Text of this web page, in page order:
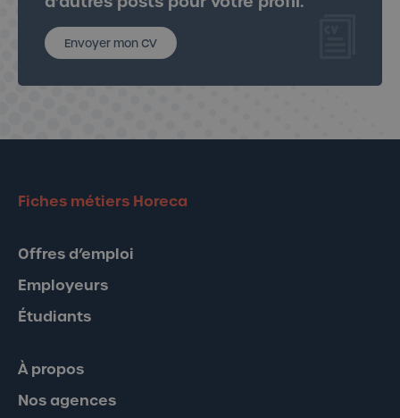
Envoyer mon CV
Fiches métiers Horeca
Offres d’emploi
Employeurs
Étudiants
À propos
Nos agences